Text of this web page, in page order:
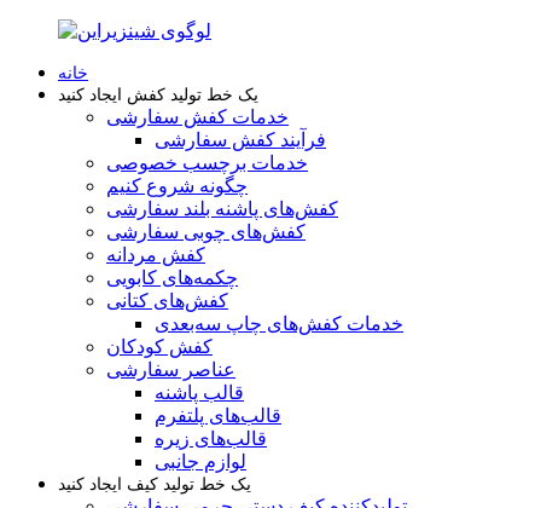
خانه
یک خط تولید کفش ایجاد کنید
خدمات کفش سفارشی
فرآیند کفش سفارشی
خدمات برچسب خصوصی
چگونه شروع کنیم
کفش‌های پاشنه بلند سفارشی
کفش‌های چوبی سفارشی
کفش مردانه
چکمه‌های کابویی
کفش‌های کتانی
خدمات کفش‌های چاپ سه‌بعدی
کفش کودکان
عناصر سفارشی
قالب پاشنه
قالب‌های پلتفرم
قالب‌های زیره
لوازم جانبی
یک خط تولید کیف ایجاد کنید